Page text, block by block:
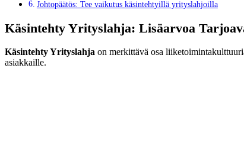
Johtopäätös: Tee vaikutus käsintehtyillä yrityslahjoilla
Käsintehty Yrityslahja: Lisäarvoa
Käsintehty Yrityslahja on merkittävä osa
asiakkaille.